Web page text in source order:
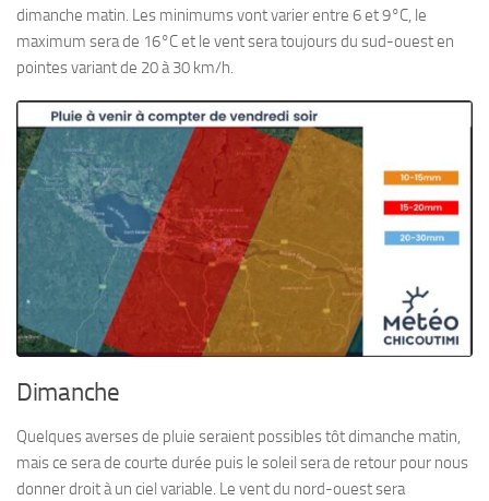
dimanche matin. Les minimums vont varier entre 6 et 9°C, le
maximum sera de 16°C et le vent sera toujours du sud-ouest en
pointes variant de 20 à 30 km/h.
Dimanche
Quelques averses de pluie seraient possibles tôt dimanche matin,
mais ce sera de courte durée puis le soleil sera de retour pour nous
donner droit à un ciel variable. Le vent du nord-ouest sera